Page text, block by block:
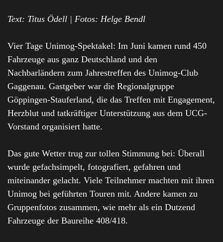
Text: Titus Ödell | Fotos: Helge Bendl
Vier Tage Unimog-Spektakel: Im Juni kamen rund 450
Fahrzeuge aus ganz Deutschland und den
Nachbarländern zum Jahrestreffen des Unimog-Club
Gaggenau. Gastgeber war die Regionalgruppe
Göppingen-Stauferland, die das Treffen mit Engagement,
Herzblut und tatkräftiger Unterstützung aus dem UCG-
Vorstand organisiert hatte.
Das gute Wetter trug zur tollen Stimmung bei: Überall
wurde gefachsimpelt, fotografiert, gefahren und
miteinander gelacht. Viele Teilnehmer machten mit ihren
Unimog bei geführten Touren mit. Andere kamen zu
Gruppenfotos zusammen, wie mehr als ein Dutzend
Fahrzeuge der Baureihe 408/418.